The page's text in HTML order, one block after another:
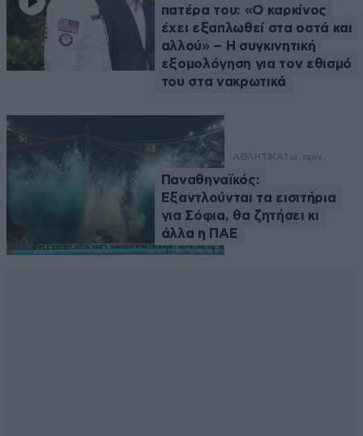
πατέρα του: «Ο καρκίνος
έχει εξαπλωθεί στα οστά και
αλλού» – Η συγκινητική
εξομολόγηση για τον εθισμό
του στα νακρωτικά
ΑΘΛΗΤΙΚΑ 1 ω. πριν
Παναθηναϊκός:
Εξαντλούνται τα εισιτήρια
για Σόφια, θα ζητήσει κι
άλλα η ΠΑΕ